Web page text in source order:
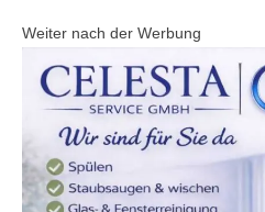
Weiter nach der Werbung